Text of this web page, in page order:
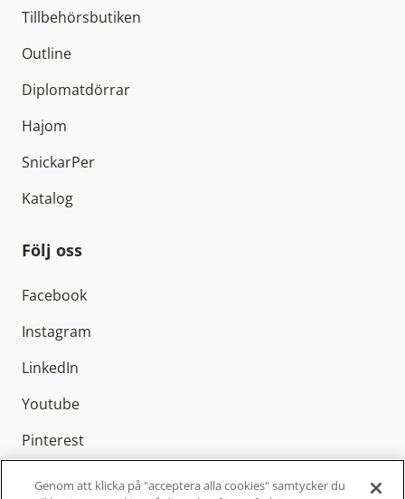
Tillbehörsbutiken
Outline
Diplomatdörrar
Hajom
SnickarPer
Katalog
Följ oss
Facebook
Instagram
LinkedIn
Youtube
Pinterest
Genom att klicka på "acceptera alla cookies" samtycker du